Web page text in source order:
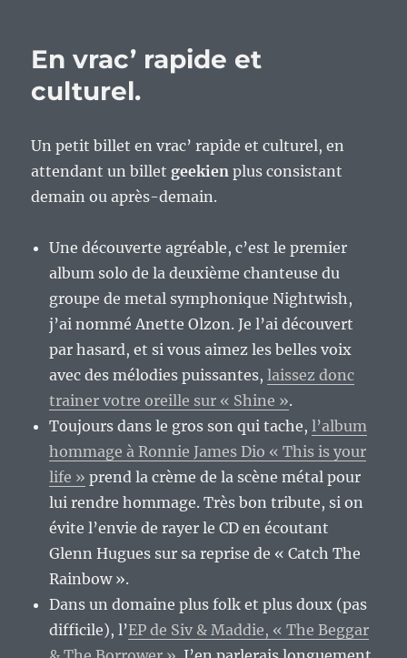
En vrac’ rapide et
culturel.
Un petit billet en vrac’ rapide et culturel, en
attendant un billet geekien plus consistant
demain ou après-demain.
Une découverte agréable, c’est le premier
album solo de la deuxième chanteuse du
groupe de metal symphonique Nightwish,
j’ai nommé Anette Olzon. Je l’ai découvert
par hasard, et si vous aimez les belles voix
avec des mélodies puissantes,laissez donc
trainer votre oreille sur « Shine ».
Toujours dans le gros son qui tache,l’album
hommage à Ronnie James Dio « This is your
life » prend la crème de la scène métal pour
lui rendre hommage. Très bon tribute, si on
évite l’envie de rayer le CD en écoutant
Glenn Hugues sur sa reprise de « Catch The
Rainbow ».
Dans un domaine plus folk et plus doux (pas
difficile), l’EP de Siv & Maddie, « The Beggar